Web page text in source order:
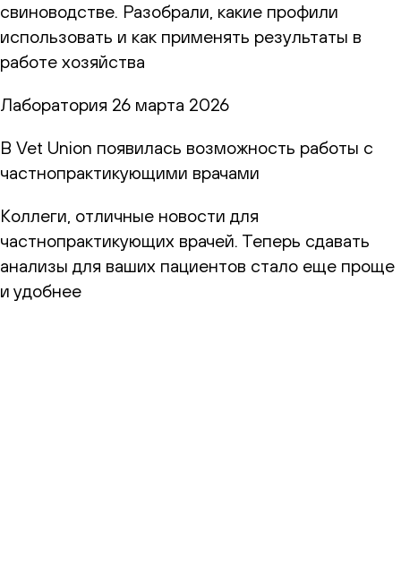
свиноводстве. Разобрали, какие профили
использовать и как применять результаты в
работе хозяйства
Лаборатория 26 марта 2026
В Vet Union появилась возможность работы с
частнопрактикующими врачами
Коллеги, отличные новости для
частнопрактикующих врачей. Теперь сдавать
анализы для ваших пациентов стало еще проще
и удобнее